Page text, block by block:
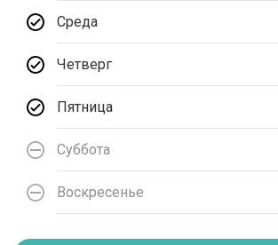
Среда
Четверг
Пятница
Суббота
Воскресенье